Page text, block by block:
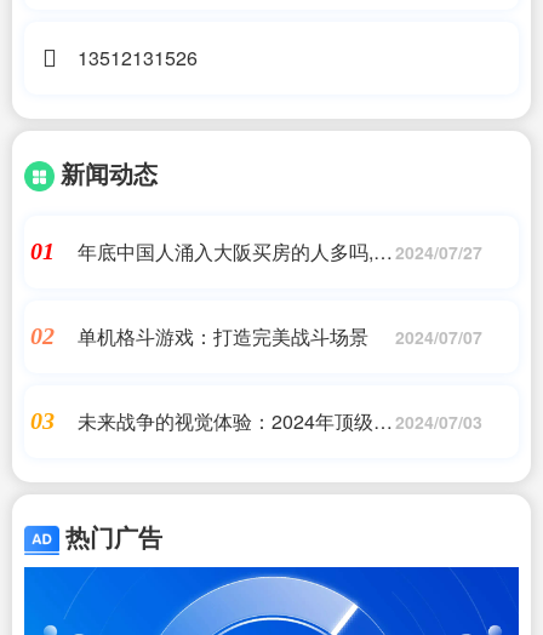
13512131526
新闻动态
01
年底中国人涌入大阪买房的人多吗,为 2024/07/27
02 单机格斗游戏：打造完美战斗场景 2024/07/07
03
未来战争的视觉体验：2024年顶级第 2024/07/03
热门广告